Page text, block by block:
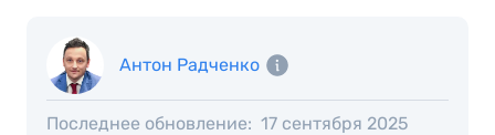
Антон Радченко
Последнее обновление: 17 сентября 2025